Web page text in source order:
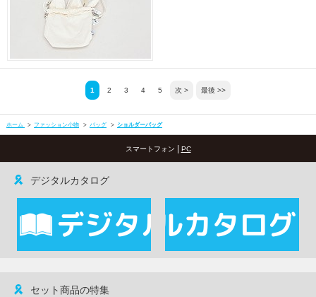
1 2 3 4 5 次 > 最後 >>
ホーム > ファッション小物 > バッグ > ショルダーバッグ
スマートフォン PC
デジタルカタログ
セット商品の特集